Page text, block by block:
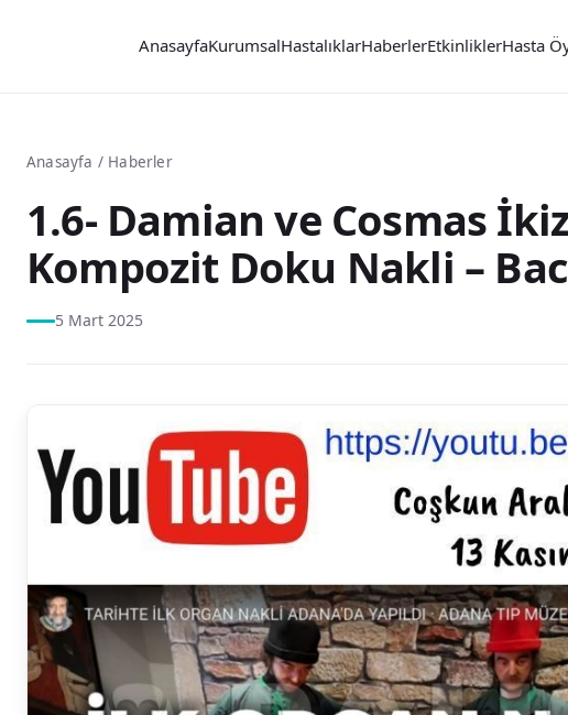
AnasayfaKurumsalHastalıklarHaberlerEtkinliklerHasta
Anasayfa / Haberler
1.6- Damian ve Cosmas
Kompozit Doku Nakli –
5 Mart 2025